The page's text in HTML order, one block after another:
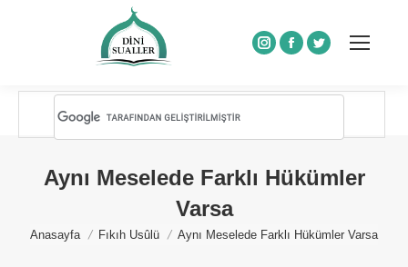
Instagram
Facebook
Twitter
Aynı Meselede Farklı Hükümler
Varsa
You are here:
Anasayfa Fıkıh Usûlü Aynı Meselede Farklı Hükümler Varsa